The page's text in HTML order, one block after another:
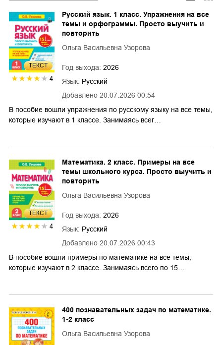
ТЕКСТ
4
Добавлено 20.07.2026 00:54
Русский язык. 1 класс. Упражнения на все
темы и орфограммы. Просто выучить и
повторить
Ольга Васильевна Узорова
Год выхода: 2026
Язык: Русский
В пособие вошли упражнения по русскому языку на все темы,
которые изучают в 1 классе. Занимаясь всег…
ТЕКСТ
4
Добавлено 20.07.2026 00:43
Математика. 2 класс. Примеры на все
темы школьного курса. Просто выучить и
повторить
Ольга Васильевна Узорова
Год выхода: 2026
Язык: Русский
В пособие вошли примеры по математике на все темы,
которые изучают в 2 классе. Занимаясь всего по 15…
400 познавательных задач по математике.
1-2 класс
Ольга Васильевна Узорова